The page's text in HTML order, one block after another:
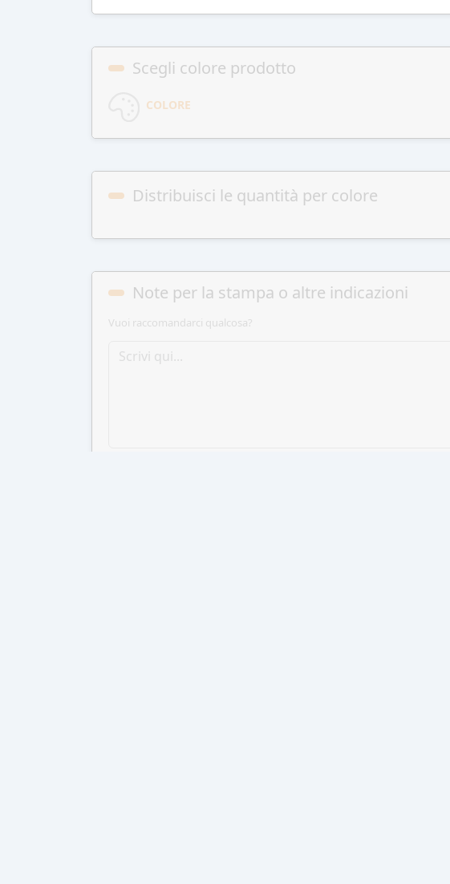
Scegli colore prodotto
COLORE
Distribuisci le quantità per colore
Note per la stampa o altre indicazioni
Vuoi raccomandarci qualcosa?